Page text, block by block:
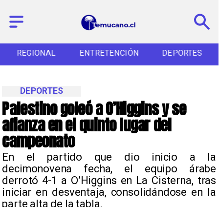
REGIONAL ENTRETENCIÓN DEPORTES
Palestino goleó a O’Higgins y se
afianza en el quinto lugar del
campeonato
En el partido que dio inicio a la
decimonovena fecha, el equipo árabe
derrotó 4-1 a O’Higgins en La Cisterna, tras
iniciar en desventaja, consolidándose en la
parte alta de la tabla.
DEPORTES